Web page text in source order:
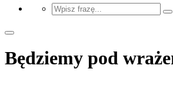
Będziemy pod